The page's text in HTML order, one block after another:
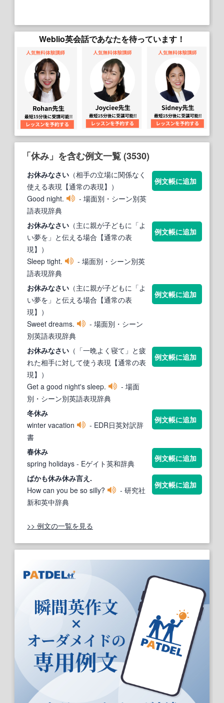
Weblio英会話であなたを待っています！
「休み」を含む例文一覧 (3530)
お休みなさい （相手の立場に関係なく
使える表現【通常の表現】）
Good night.
- 場面別・シーン別英
語表現辞典
例文帳に追加
お休みなさい （主に親が子どもに「よ
い夢を」と伝える場合【通常の表
現】）
Sleep tight.
- 場面別・シーン別英
語表現辞典
例文帳に追加
お休みなさい （主に親が子どもに「よ
い夢を」と伝える場合【通常の表
現】）
Sweet dreams.
- 場面別・シーン
別英語表現辞典
例文帳に追加
お休みなさい （「一晩よく寝て」と疲
れた相手に対して使う表現【通常の表
現】）
Get a good night's sleep.
- 場面
別・シーン別英語表現辞典
例文帳に追加
冬休み
winter vacation
- EDR日英対訳辞
書
例文帳に追加
春休み
spring holidays - Eゲイト英和辞典
例文帳に追加
ばかも休み休み言え.
How can you be so silly?
- 研究社
新和英中辞典
例文帳に追加
>> 例文の一覧を見る